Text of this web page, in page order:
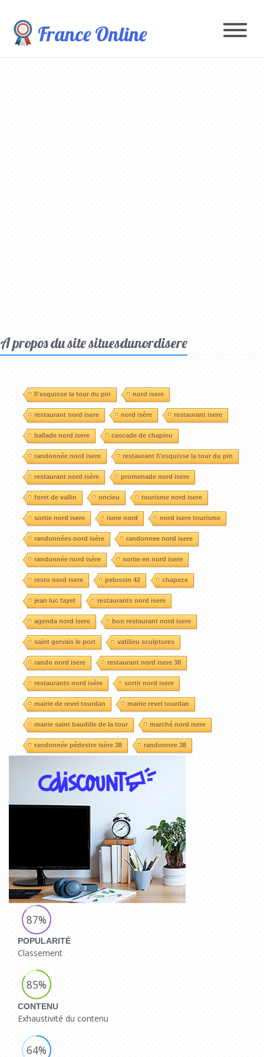
France Online
A propos du site situesdunordisere
l\'esquisse la tour du pin nord isere
restaurant nord isere nord isère restaurant isere
ballade nord isere cascade de chapieu
randonnée nord isere restaurant l\'esquisse la tour du pin
restaurant nord isère promenade nord isere
foret de vallin oncieu tourisme nord isere
sortie nord isere isere nord nord isere tourisme
randonnées nord isère randonnee nord isere
randonnée nord isère sortie en nord isere
resto nord isere pelussin 42 chapeze
jean luc fayet restaurants nord isere
agenda nord isere bon restaurant nord isere
saint gervais le port vatilieu sculptures
rando nord isere restaurant nord isere 38
restaurants nord isère sortir nord isere
mairie de revel tourdan mairie revel tourdan
mairie saint baudille de la tour marché nord isere
randonnée pédestre isère 38 randonnee 38
87%
POPULARITÉ
Classement
85%
CONTENU
Exhaustivité du contenu
64%